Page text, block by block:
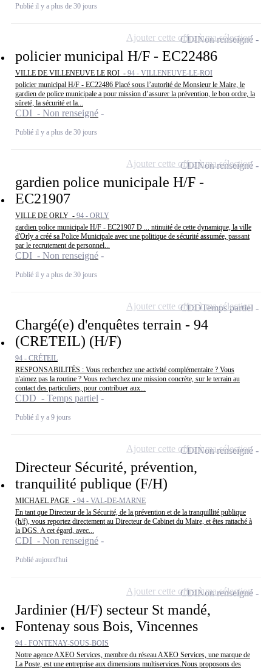
Publié il y a plus de 30 jours
policier municipal H/F - EC22486
VILLE DE VILLENEUVE LE ROI - 94 - VILLENEUVE-LE-ROI
policier municipal H/F - EC22486 Placé sous l’autorité de Monsieur le Maire, le
gardien de police municipale a pour mission d’assurer la prévention, le bon ordre, la
sûreté, la sécurité et la...
CDI - Non renseigné
Publié il y a plus de 30 jours
CDINon renseigné
Ajouter cette offre à ma sélection
gardien police municipale H/F -
EC21907
VILLE DE ORLY - 94 - ORLY
gardien police municipale H/F - EC21907 D ... ntinuité de cette dynamique, la ville
d'Orly a créé sa Police Municipale avec une politique de sécurité assumée, passant
par le recrutement de personnel...
CDI - Non renseigné
Publié il y a plus de 30 jours
CDINon renseigné
Ajouter cette offre à ma sélection
Chargé(e) d'enquêtes terrain - 94
(CRETEIL) (H/F)
94 - CRÉTEIL
RESPONSABILITÉS : Vous recherchez une activité complémentaire ? Vous
n'aimez pas la routine ? Vous recherchez une mission concrète, sur le terrain au
contact des particuliers, pour contribuer aux...
CDD - Temps partiel
Publié il y a 9 jours
CDDTemps partiel
Ajouter cette offre à ma sélection
Directeur Sécurité, prévention,
tranquilité publique (F/H)
MICHAEL PAGE - 94 - VAL-DE-MARNE
En tant que Directeur de la Sécurité, de la prévention et de la tranquillité publique
(h/f), vous reportez directement au Directeur de Cabinet du Maire, et êtes rattaché à
la DGS. A cet égard, avec...
CDI - Non renseigné
Publié aujourd'hui
CDINon renseigné
Ajouter cette offre à ma sélection
Jardinier (H/F) secteur St mandé,
Fontenay sous Bois, Vincennes
94 - FONTENAY-SOUS-BOIS
Notre agence AXEO Services, membre du réseau AXEO Services, une marque de
La Poste, est une entreprise aux dimensions multiservices.Nous proposons des
CDINon renseigné
Ajouter cette offre à ma sélection